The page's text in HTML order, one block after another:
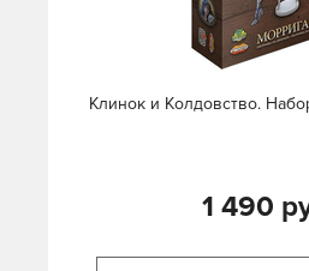
Клинок и Колдовство.
1 490